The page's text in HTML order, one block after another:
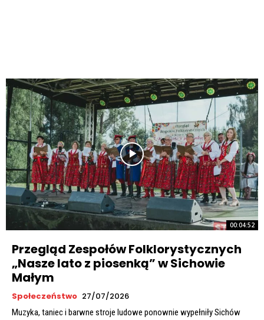
00:04:52
Przegląd Zespołów Folklorystycznych
„Nasze lato z piosenką” w Sichowie
Małym
Społeczeństwo 27/07/2026
Muzyka, taniec i barwne stroje ludowe ponownie wypełniły Sichów